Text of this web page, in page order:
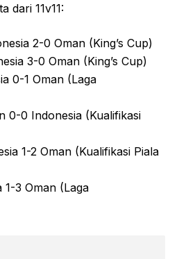
dari 11v11:
2-0 Oman (King’s Cup)
3-0 Oman (King’s Cup)
0-1 Oman (Laga
0-0 Indonesia (Kualifikasi
1-2 Oman (Kualifikasi Piala
1-3 Oman (Laga